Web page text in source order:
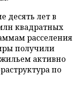
десять лет в
квадратных
расселения
получили
активно
по